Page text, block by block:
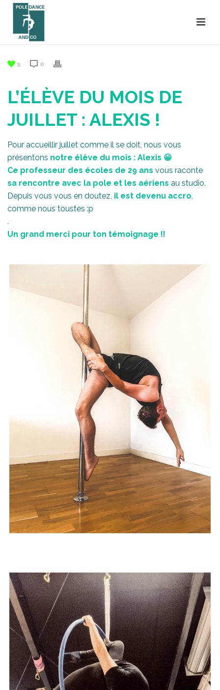
5 0
L’ÉLÈVE DU MOIS DE
JUILLET : ALEXIS !
Pour accueillir juillet comme il se doit, nous vous
présentons notre élève du mois : Alexis 😀
Ce professeur des écoles de 29 ans vous raconte
sa rencontre avec la pole et les aériens au studio.
Depuis vous vous en doutez, il est devenu accro,
comme nous toustes :p
.
Un grand merci pour ton témoignage !!